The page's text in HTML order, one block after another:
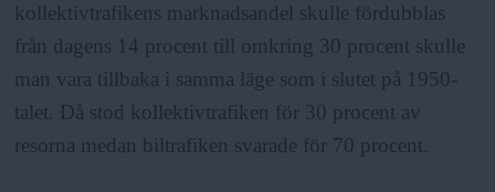
kollektivtrafikens marknadsandel skulle fördubblas
från dagens 14 procent till omkring 30 procent skulle
man vara tillbaka i samma läge som i slutet på 1950-
talet. Då stod kollektivtrafiken för 30 procent av
resorna medan biltrafiken svarade för 70 procent.